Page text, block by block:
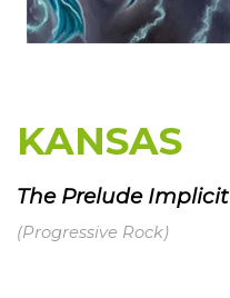
KANSAS
The Prelude Implicit
(Progressive Rock)